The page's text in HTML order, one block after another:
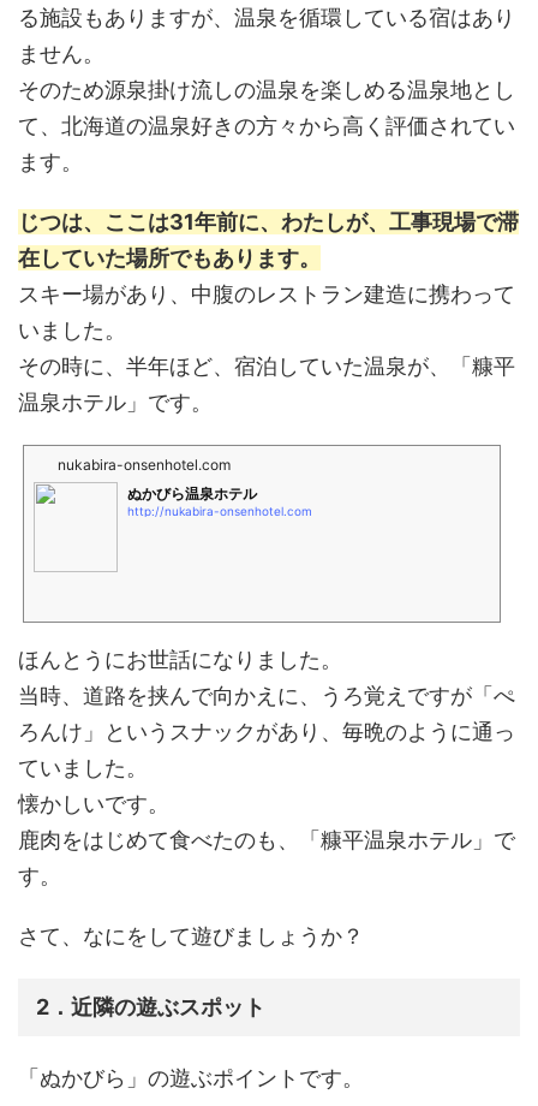
る施設もありますが、温泉を循環している宿はあり
ません。
そのため源泉掛け流しの温泉を楽しめる温泉地とし
て、北海道の温泉好きの方々から高く評価されてい
ます。
じつは、ここは31年前に、わたしが、工事現場で滞
在していた場所でもあります。
スキー場があり、中腹のレストラン建造に携わって
いました。
その時に、半年ほど、宿泊していた温泉が、「糠平
温泉ホテル」です。
nukabira-onsenhotel.com
ぬかびら温泉ホテル
http://nukabira-onsenhotel.com
ほんとうにお世話になりました。
当時、道路を挟んで向かえに、うろ覚えですが「ぺ
ろんけ」というスナックがあり、毎晩のように通っ
ていました。
懐かしいです。
鹿肉をはじめて食べたのも、「糠平温泉ホテル」で
す。
さて、なにをして遊びましょうか？
2．近隣の遊ぶスポット
「ぬかびら」の遊ぶポイントです。